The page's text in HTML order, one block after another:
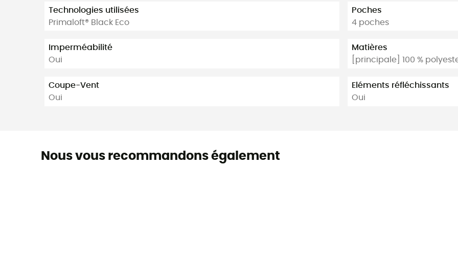
Technologies utilisées
Primaloft® Black Eco
Imperméabilité
Oui
Coupe-Vent
Oui
Poches
4 poches
Matières
[principale] 100 %
Eléments réfléchissants
Oui
Nous vous recommandons également